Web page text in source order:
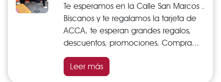
Te esperamos en la Calle San Marcos .
Bíscanos y te regalamos la tarjeta de
ACCA, te esperan grandes regalos,
descuentos, promociones. Compra...
Leer más